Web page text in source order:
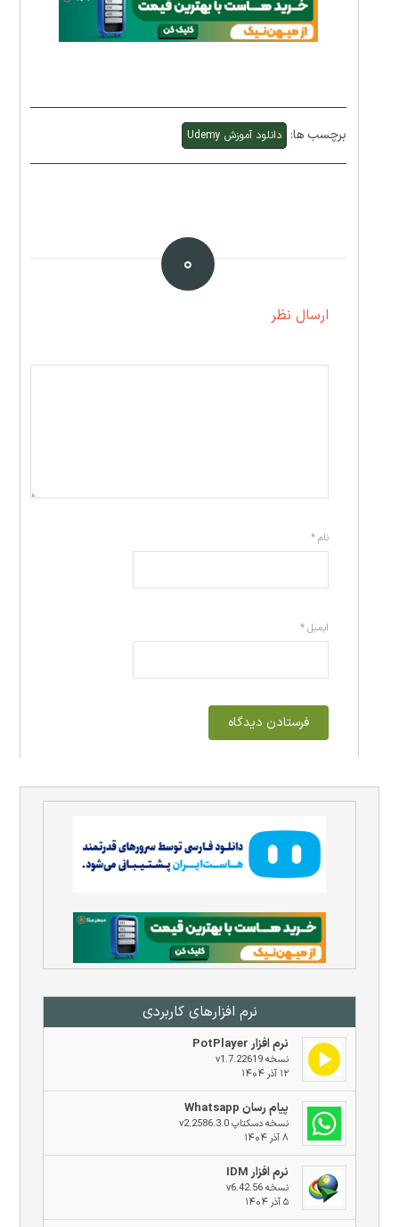
نرم افزار‌های کاربردی
نرم افزار PotPlayer
نسخه v1.7.22619
۱۲ آذر ۱۴۰۴
پیام رسان Whatsapp
نسخه دسکتاپ v2.2586.3.0
۸ آذر ۱۴۰۴
نرم افزار IDM
نسخه v6.42.56
۵ آذر ۱۴۰۴
برچسب ها: دانلود آموزش Udemy
۰
ارسال نظر
نام*
ایمیل*